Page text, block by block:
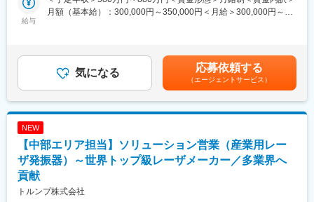
スマートフォン、自動車、家電、時計、カメラなど、私たちの生
活を支える製品の製造設備を世界中に提供しています。世界を代
変更の範囲：会社の定める業務
今後は自社製品に限らず、他社製品も組み合わせたトータルソリ
ューション提案を推進していくため、組織強化として新たな営業
■業務内容
東京本社に決裁機能を持つ大手企業に対し、工場全体の課題を解
決するソリューション営業を担当いただきます。
・大手企業（本社機能）への定期訪問・関係構築
・設備・生産・調達部門などへの課題ヒアリング
・社内外の関係部署と連携した提案内容の具体化
給与
月額（基本給）：300,000円～350,000円＜月給＞300,000円～
月）※6.03か月／過去実績賃金はあくまでも目安の金額であり、選
考を通じて上下する可能性があります。月給(月額)は固定手当を含
気になる 応募依頼する
（エージェントサービス）
NEW
【中部エリア担当】ソリューション営業（産業用レー
ザ発振器）～世界トップ級レーザメーカー／多業界へ
貢献
トルンプ株式会社